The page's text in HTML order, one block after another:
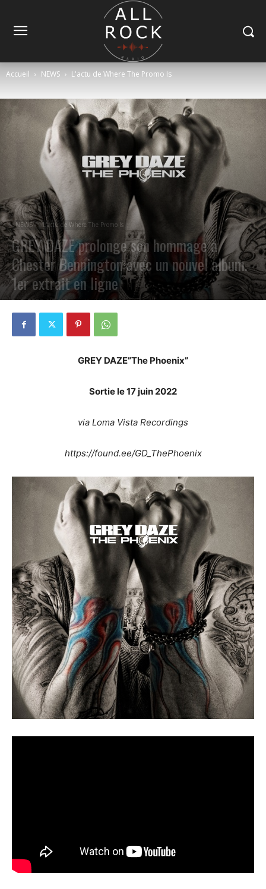
Accueil NEWS L'actu de Where The Promo Is
NEWS L'actu de Where The Promo Is
GREY DAZE prolonge son hommage à
Chester Bennington avec un nouvel album.
1er extrait en ligne
PAR PETE CIRCLE 18 AVRIL 2022 0
GREY DAZE”The Phoenix”
Sortie le 17 juin 2022
via Loma Vista Recordings
https://found.ee/GD_ThePhoenix